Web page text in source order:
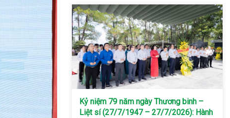
Kỷ niệm 79 năm ngày Thương binh –
Liệt sí (27/7/1947 – 27/7/2026): Hành